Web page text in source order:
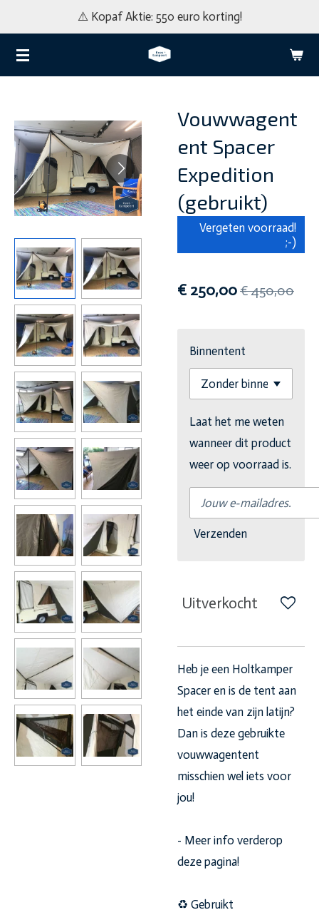
direct
naar
de
⚠️ Kopaf Aktie: 550 euro korting!
Vouwwagent
ent Spacer
Expedition
(gebruikt)
Vergeten voorraad!
;-)
€ 250,00€ 450,00
Binnentent
Laat het me weten
wanneer dit product
weer op voorraad is.
Verzenden
Uitverkocht
Heb je een Holtkamper
Spacer en is de tent aan
het einde van zijn latijn?
Dan is deze gebruikte
vouwwagentent
misschien wel iets voor
jou!
- Meer info verderop
deze pagina!
♻️ Gebruikt